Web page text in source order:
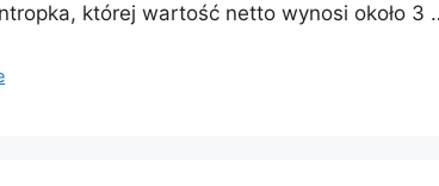
której wartość netto wynosi około 3